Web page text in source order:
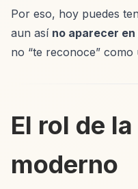
Por eso, hoy puedes
aun así no aparecer
no “te reconoce”
El rol de
moderno